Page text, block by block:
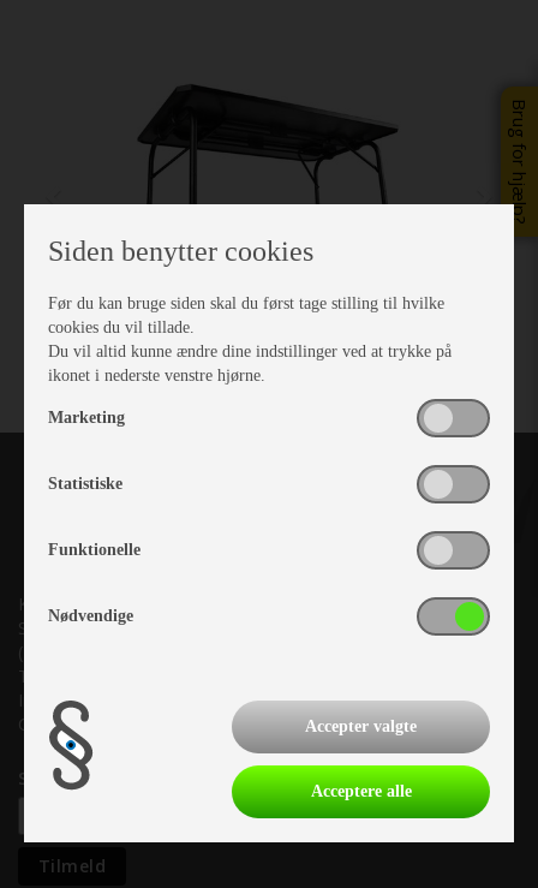
Brug for hjælp?
Kronjyllands Camping Center A/S
Suderholmen 10, 8960 Randers SØ
(Lige ud til Grenåvej)
Tlf. +45 87 10 98 70
Info@as-kcc.dk
CVR: 33 38 77 33
Samtykke til nyhedsbrev
Siden benytter cookies
Før du kan bruge siden skal du først tage stilling til hvilke
cookies du vil tillade.
Du vil altid kunne ændre dine indstillinger ved at trykke på
ikonet i nederste venstre hjørne.
Marketing
Statistiske
Funktionelle
Nødvendige
Accepter valgte
Acceptere alle